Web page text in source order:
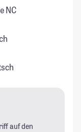
NC
auf den